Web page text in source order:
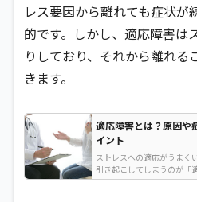
レス要因から離れても症状が
的です。しかし、適応障害は
りしており、それから離れる
きます。
適応障害とは？原因や
イント
ストレスへの適応がうまく
引き起こしてしまうのが「
障害の主な症状や原因、発